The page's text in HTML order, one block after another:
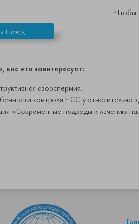
Чтобы
« Назад
вас это заинтересует:
азооспермия.
контроля ЧСС у относительно
«Современные подходы к лечению